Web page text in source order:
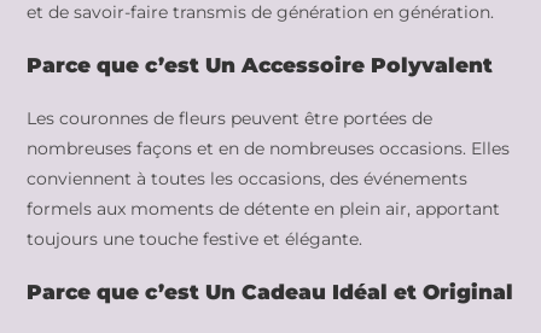
et de savoir-faire transmis de génération en génération.
Parce que c’est Un Accessoire Polyvalent
Les couronnes de fleurs peuvent être portées de
nombreuses façons et en de nombreuses occasions. Elles
conviennent à toutes les occasions, des événements
formels aux moments de détente en plein air, apportant
toujours une touche festive et élégante.
Parce que c’est Un Cadeau Idéal et Original